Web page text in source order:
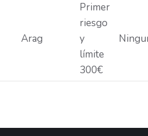
Arag
Primer
riesgo
y
límite
300€